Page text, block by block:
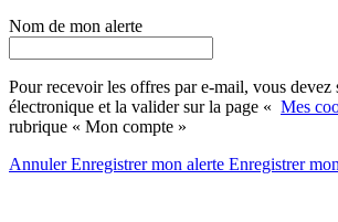
Nom de mon alerte
Pour recevoir les offres par e-mail, vous devez
électronique et la valider sur la page « Mes
rubrique « Mon compte »
AnnulerEnregistrer mon alerte Enregistrer